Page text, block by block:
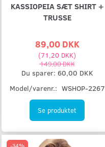
KASSIOPEIA SÆT SHIRT +
TRUSSE
89,00 DKK
(71,20 DKK)
149,00 DKK
Du sparer: 60,00 DKK
Model/varenr.: WSHOP-2267
Se produktet
-34%